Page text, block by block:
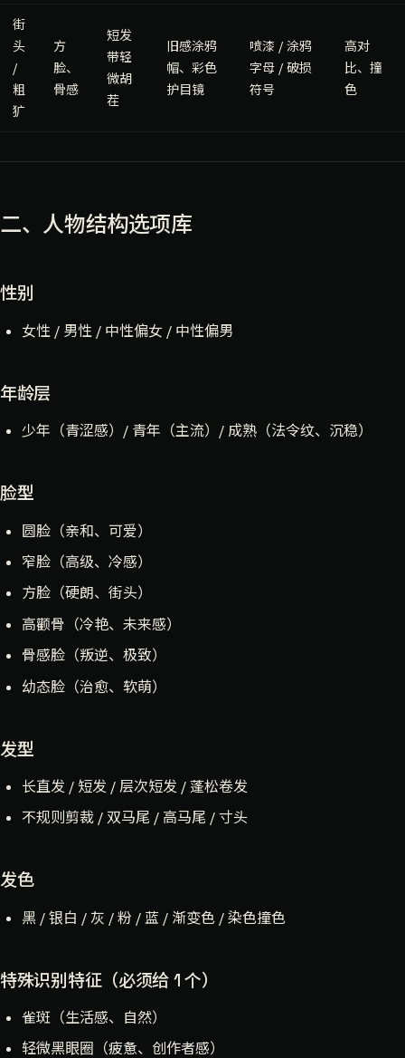
街
头
/
粗
犷
方
脸、
骨感
短发
带轻
微胡
茬
旧感涂鸦
帽、彩色
护目镜
喷漆 / 涂鸦
字母 / 破损
符号
高对
比、撞
色
二、人物结构选项库
性别
女性 / 男性 / 中性偏女 / 中性偏男
年龄层
少年（青涩感）/ 青年（主流）/ 成熟（法令纹、沉稳）
脸型
圆脸（亲和、可爱）
窄脸（高级、冷感）
方脸（硬朗、街头）
高颧骨（冷艳、未来感）
骨感脸（叛逆、极致）
幼态脸（治愈、软萌）
发型
长直发 / 短发 / 层次短发 / 蓬松卷发
不规则剪裁 / 双马尾 / 高马尾 / 寸头
发色
黑 / 银白 / 灰 / 粉 / 蓝 / 渐变色 / 染色撞色
特殊识别特征（必须给 1 个）
雀斑（生活感、自然）
轻微黑眼圈（疲惫、创作者感）